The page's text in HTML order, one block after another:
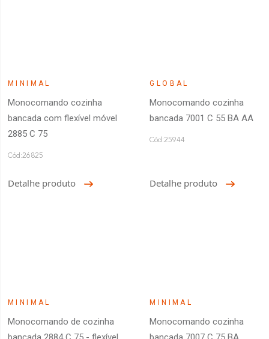
MINIMAL
Monocomando cozinha
bancada com flexível móvel
2885 C 75
Cód:26825
Detalhe produto
GLOBAL
Monocomando cozinha
bancada 7001 C 55 BA AA
Cód:25944
Detalhe produto
MINIMAL
Monocomando de cozinha
MINIMAL
Monocomando cozinha